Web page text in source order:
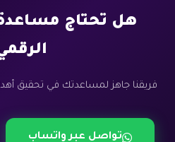
هل تحتاج
فريقنا جاهز لمساعدتك في تحقيق
تواصل عبر واتساب